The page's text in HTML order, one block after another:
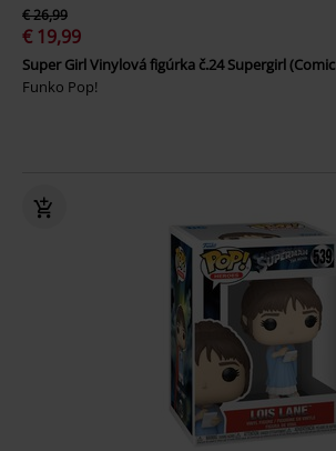
€ 26,99
€ 19,99
Super Girl Vinylová figúrka č.24 Supergirl
Funko Pop!